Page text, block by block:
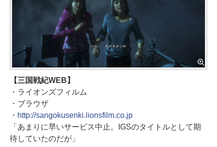
【三国戦紀WEB】
・ライオンズフィルム
・ブラウザ
・ http://sangokusenki.lionsfilm.co.jp
「あまりに早いサービス中止。IGSのタイトルとして期
待していたのだが」